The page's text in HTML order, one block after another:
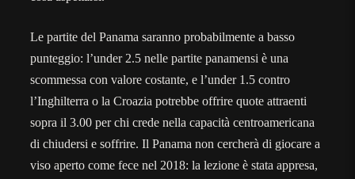
Le partite del Panama saranno probabilmente a basso
punteggio: l’under 2.5 nelle partite panamensi è una
scommessa con valore costante, e l’under 1.5 contro
l’Inghilterra o la Croazia potrebbe offrire quote attraenti
sopra il 3.00 per chi crede nella capacità centroamericana
di chiudersi e soffrire. Il Panama non cercherà di giocare a
viso aperto come fece nel 2018: la lezione è stata appresa,